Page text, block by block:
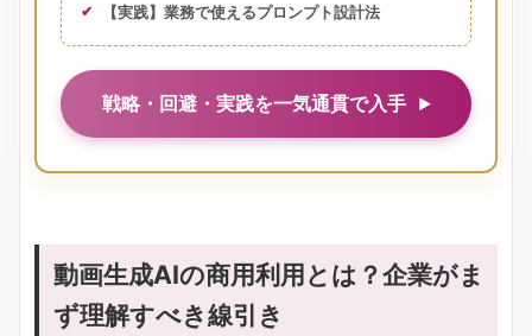
【実践】業務で使えるプロンプト設計法
戦略・回避・実践を一気通貫で入手
動画生成AIの商用利用とは？企業がま
ず理解すべき線引き